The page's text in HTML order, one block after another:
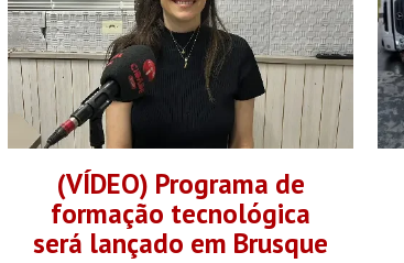
(VÍDEO) Programa de
formação tecnológica
será lançado em Brusque